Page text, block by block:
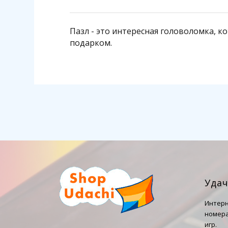
Пазл - это интересная головоломка,
подарком.
игр.